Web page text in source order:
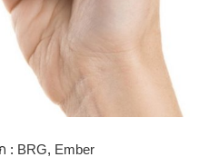
: BRG, Ember